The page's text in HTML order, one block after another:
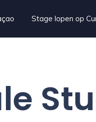
Stage lopen op